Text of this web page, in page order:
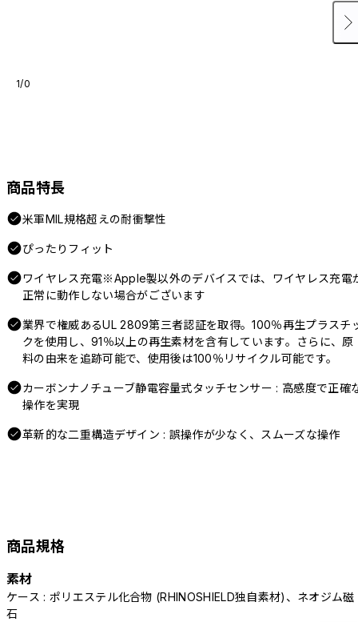
1/0
商品特長
米軍MIL規格超えの耐衝撃性
ぴったりフィット
ワイヤレス充電※Apple製以外のデバイスでは、ワイヤレス充電
正常に動作しない場合がございます
業界で権威あるUL 2809第三者認証を取得。100％再生プラスチ
クを使用し、91％以上の再生素材を含有しています。さらに、原
料の由来を追跡可能で、使用後は100％リサイクル可能です。
カーボンナノチューブ静電容量式タッチセンサー : 高感度で正確
操作を実現
革新的な二重構造デザイン : 誤操作が少なく、スムーズな操作
商品規格
素材
ケース : ポリエステル化合物 (RHINOSHIELD独自素材)、ネオジム磁
石